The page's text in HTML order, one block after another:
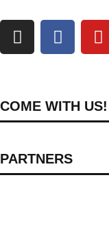
COME WITH US!
PARTNERS